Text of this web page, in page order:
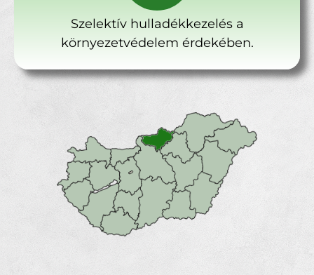
Szelektív hulladékkezelés a
környezetvédelem érdekében.